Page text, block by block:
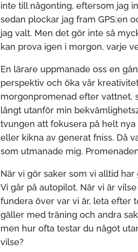
inte till någonting, eftersom jag
sedan plockar jag fram GPS:en
jag valt. Men det gör inte så
kan prova igen i morgon, varje
En lärare uppmanade oss en
perspektiv och öka vår
morgonpromenad efter vattnet,
långt utanför min
tvungen att fokusera på helt
eller kikna av generat fniss. Då
som utmanade mig.
När vi gör saker som vi alltid
Vi går på autopilot. När vi är
fundera över var vi är, leta efter
gäller med träning och andra
men hur ofta testar du något
vilse?